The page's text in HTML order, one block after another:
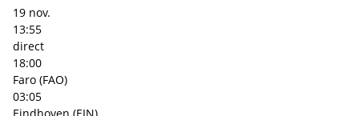
19 nov.
13:55
direct
18:00
Faro (FAO)
03:05
Eindhoven (EIN)